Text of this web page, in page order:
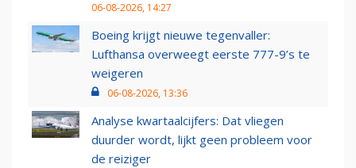
06-08-2026, 14:27
Boeing krijgt nieuwe tegenvaller:
Lufthansa overweegt eerste 777-9’s te
weigeren
06-08-2026, 13:36
Analyse kwartaalcijfers: Dat vliegen
duurder wordt, lijkt geen probleem voor
de reiziger